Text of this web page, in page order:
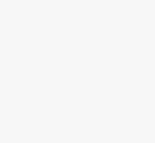
vox
povo, voz de Deus) no
A citação completa de
qui solent dicere, Vox
tumultuositas vulgi
cuja tradução para o